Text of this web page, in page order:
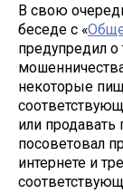
В свою
беседе с «
предупредил о
некоторые
или продавать
посоветовал
интернете и